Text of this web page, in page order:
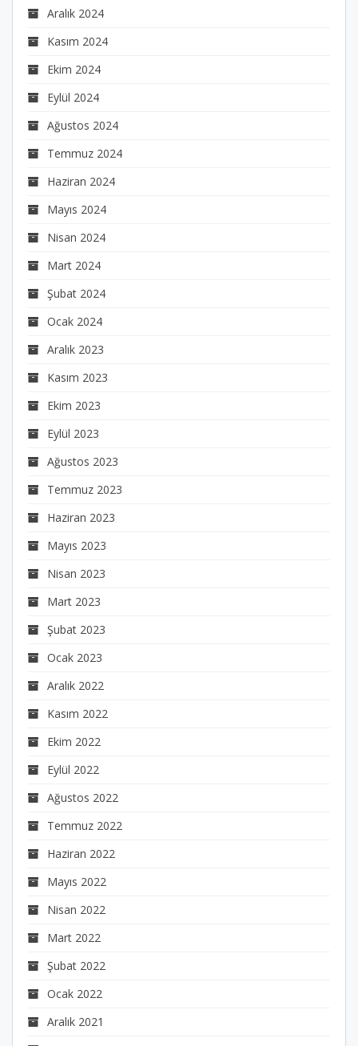
Aralık 2024
Kasım 2024
Ekim 2024
Eylül 2024
Ağustos 2024
Temmuz 2024
Haziran 2024
Mayıs 2024
Nisan 2024
Mart 2024
Şubat 2024
Ocak 2024
Aralık 2023
Kasım 2023
Ekim 2023
Eylül 2023
Ağustos 2023
Temmuz 2023
Haziran 2023
Mayıs 2023
Nisan 2023
Mart 2023
Şubat 2023
Ocak 2023
Aralık 2022
Kasım 2022
Ekim 2022
Eylül 2022
Ağustos 2022
Temmuz 2022
Haziran 2022
Mayıs 2022
Nisan 2022
Mart 2022
Şubat 2022
Ocak 2022
Aralık 2021